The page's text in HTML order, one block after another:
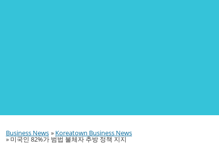
Business News » Koreatown Business News
»미국인 82%가 범법 불체자 추방 정책 지지